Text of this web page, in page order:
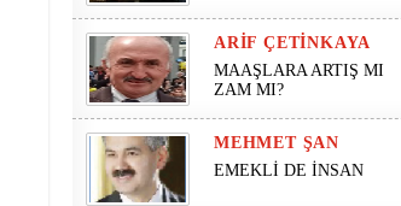
ARIF ÇETINKAYA
MAAŞLARA ARTIŞ MI
ZAM MI?
MEHMET ŞAN
EMEKLİ DE İNSAN